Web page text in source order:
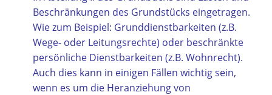
Beschränkungen des Grundstücks eingetragen.
Wie zum Beispiel: Grunddienstbarkeiten (z.B.
Wege- oder Leitungsrechte) oder beschränkte
persönliche Dienstbarkeiten (z.B. Wohnrecht).
Auch dies kann in einigen Fällen wichtig sein,
wenn es um die Heranziehung von